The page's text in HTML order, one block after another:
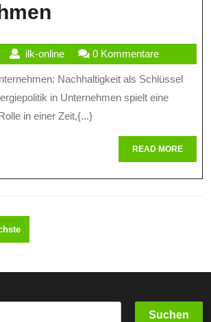
Erfolgsfaktor
Für
Unternehmen
ilk-onlineilk-
online
0 Kommentare
in Unternehmen spielt eine
in einer Zeit,{...}
READ MOREREAD
MORE
Suchen